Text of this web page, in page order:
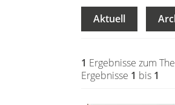
Aktuell
1 Ergebnisse zum
Ergebnisse 1 bis 1